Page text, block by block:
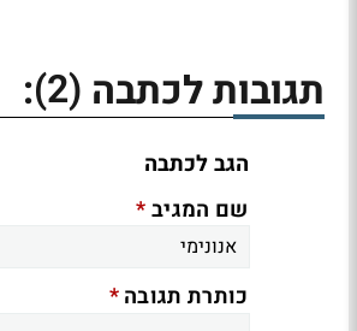
תגובות לכתבה (2)
:
הגב לכתבה
שם המגיב*
כותרת תגובה*